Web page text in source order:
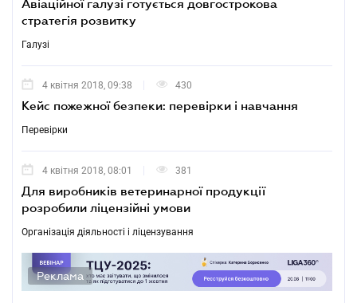
Авіаційної галузі готується довгострокова
стратегія розвитку
Галузі
4 квітня 2018, 09:38 430
Кейс пожежної безпеки: перевірки і навчання
Перевірки
4 квітня 2018, 08:01 381
Для виробників ветеринарної продукції
розробили ліцензійні умови
Організація діяльності і ліцензування
Реклама